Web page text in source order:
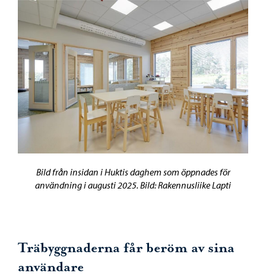
Bild från insidan i Huktis daghem som öppnades för
användning i augusti 2025. Bild: Rakennusliike Lapti
Träbyggnaderna får beröm av sina
användare